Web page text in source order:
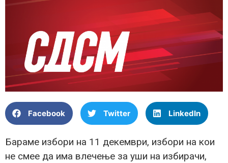
Facebook Twitter LinkedIn
Бараме избори на 11 декември, избори на кои
не смее да има влечење за уши на избирачи,